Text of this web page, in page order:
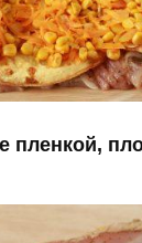
пленкой,